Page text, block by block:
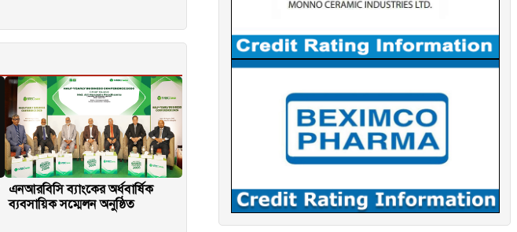
এনআরবিসি ব্যাংকের অর্ধবার্ষিক
ব্যবসায়িক সম্মেলন অনুষ্ঠিত